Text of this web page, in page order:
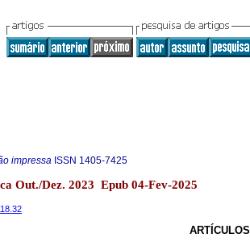
impressa ISSN 1405-7425
Out./Dez. 2023 Epub 04-Fev-2025
ARTÍCULOS